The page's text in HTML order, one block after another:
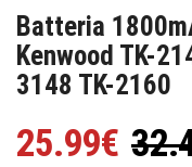
Batteria
Kenwood TK-
3148 TK-2160
25.99€